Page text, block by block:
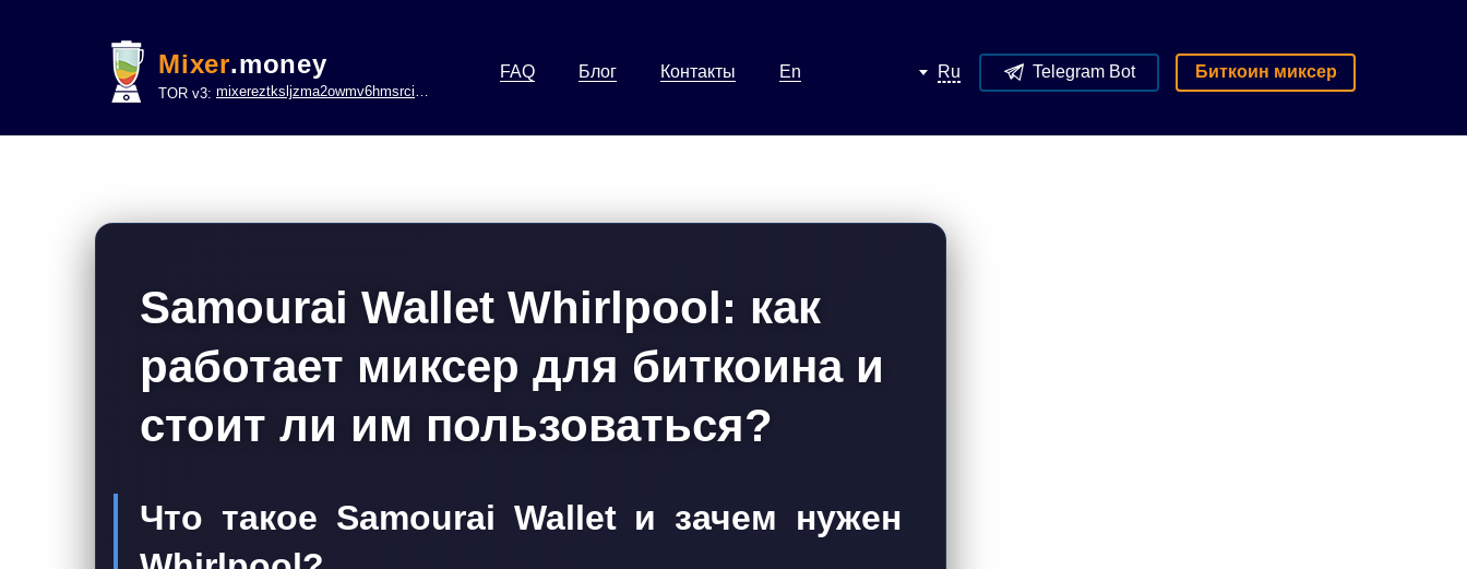
Mixer.money
TOR v3: mixereztksljzma2owmv6hmsrci322lsje6m3svicoddk3xbgvhd2fid.onion
FAQ Блог Контакты En Ru Telegram Bot Биткоин миксер
Samourai Wallet Whirlpool: как
работает миксер для биткоина и
стоит ли им пользоваться?
Что такое Samourai Wallet и зачем нужен